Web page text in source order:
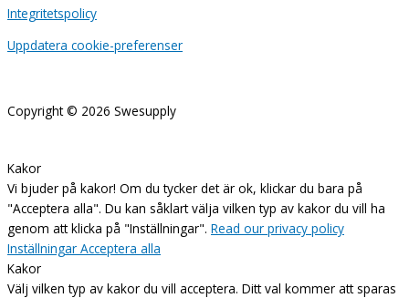
Integritetspolicy
Uppdatera cookie-preferenser
Copyright © 2026 Swesupply
Kakor
Vi bjuder på kakor! Om du tycker det är ok, klickar du bara på
"Acceptera alla". Du kan såklart välja vilken typ av kakor du vill ha
genom att klicka på "Inställningar". Read our privacy policy
Inställningar Acceptera alla
Kakor
Välj vilken typ av kakor du vill acceptera. Ditt val kommer att sparas